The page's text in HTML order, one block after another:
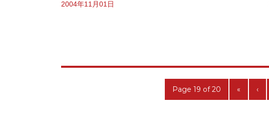
2004年11月01日
Page 19 of 20 « ‹